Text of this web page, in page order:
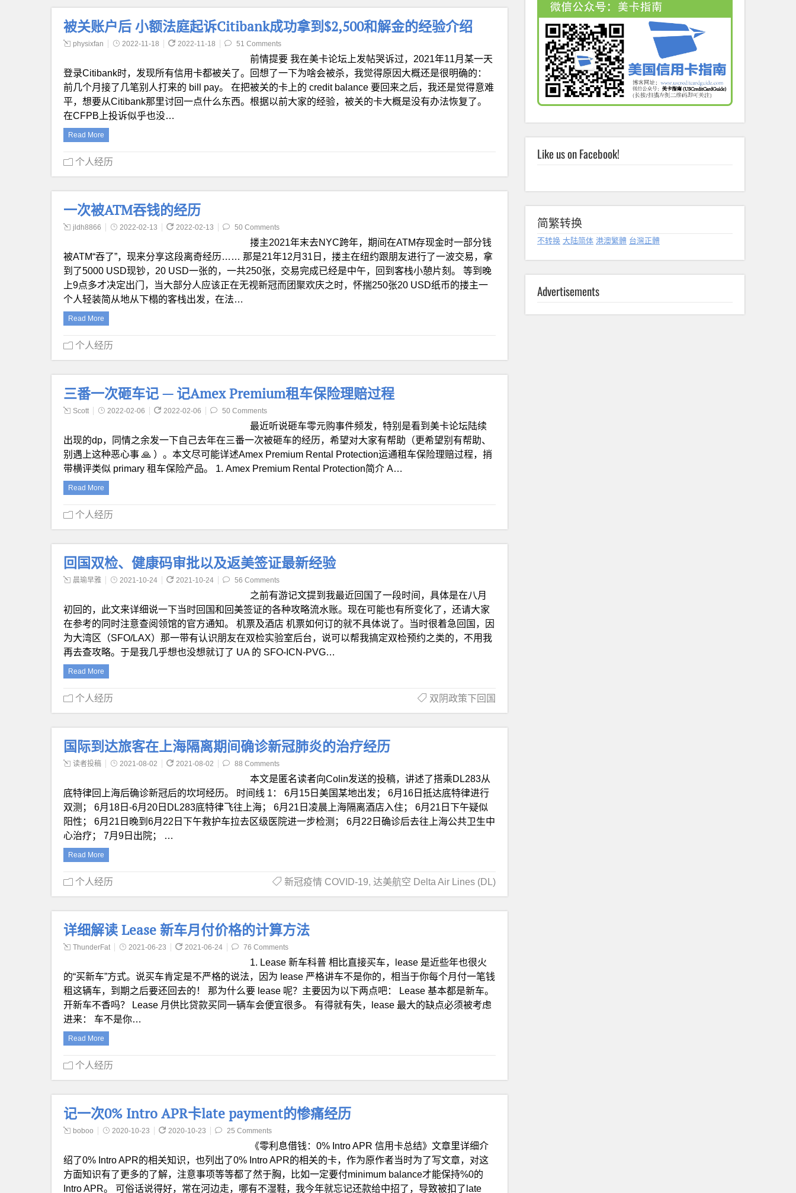
被关账户后 小额法庭起诉Citibank成功拿到$2,500和解金的经验介绍
physixfan 2022-11-18 2022-11-18 51 Comments
前情提要 我在美卡论坛上发帖哭诉过，2021年11月某一天
登录Citibank时，发现所有信用卡都被关了。回想了一下为啥会被杀，我觉得原因大概还是很明确的：
前几个月接了几笔别人打来的 bill pay。 在把被关的卡上的 credit balance 要回来之后，我还是觉得意难
平，想要从Citibank那里讨回一点什么东西。根据以前大家的经验，被关的卡大概是没有办法恢复了。
在CFPB上投诉似乎也没…
Read More
个人经历
一次被ATM吞钱的经历
jldh8866 2022-02-13 2022-02-13 50 Comments
搂主2021年末去NYC跨年，期间在ATM存现金时一部分钱
被ATM“吞了”，现来分享这段离奇经历…… 那是21年12月31日，搂主在纽约跟朋友进行了一波交易，拿
到了5000 USD现钞，20 USD一张的，一共250张，交易完成已经是中午，回到客栈小憩片刻。 等到晚
上9点多才决定出门，当大部分人应该正在无视新冠而团聚欢庆之时，怀揣250张20 USD纸币的搂主一
个人轻装简从地从下榻的客栈出发，在法…
Read More
个人经历
三番一次砸车记 — 记Amex Premium租车保险理赔过程
Scott 2022-02-06 2022-02-06 50 Comments
最近听说砸车零元购事件频发，特别是看到美卡论坛陆续
出现的dp，同情之余发一下自己去年在三番一次被砸车的经历，希望对大家有帮助（更希望别有帮助、
别遇上这种恶心事 🙏 ）。本文尽可能详述Amex Premium Rental Protection运通租车保险理赔过程，捎
带横评类似 primary 租车保险产品。 1. Amex Premium Rental Protection简介 A…
Read More
个人经历
回国双检、健康码审批以及返美签证最新经验
晨瑜早雅 2021-10-24 2021-10-24 56 Comments
之前有游记文提到我最近回国了一段时间，具体是在八月
初回的，此文来详细说一下当时回国和回美签证的各种攻略流水账。现在可能也有所变化了，还请大家
在参考的同时注意查阅领馆的官方通知。 机票及酒店 机票如何订的就不具体说了。当时很着急回国，因
为大湾区（SFO/LAX）那一带有认识朋友在双检实验室后台，说可以帮我搞定双检预约之类的，不用我
再去查攻略。于是我几乎想也没想就订了 UA 的 SFO-ICN-PVG…
Read More
个人经历 双阴政策下回国
国际到达旅客在上海隔离期间确诊新冠肺炎的治疗经历
读者投稿 2021-08-02 2021-08-02 88 Comments
本文是匿名读者向Colin发送的投稿，讲述了搭乘DL283从
底特律回上海后确诊新冠后的坎坷经历。 时间线 1： 6月15日美国某地出发； 6月16日抵达底特律进行
双测； 6月18日-6月20日DL283底特律飞往上海； 6月21日凌晨上海隔离酒店入住； 6月21日下午疑似
阳性； 6月21日晚到6月22日下午救护车拉去区级医院进一步检测； 6月22日确诊后去往上海公共卫生中
心治疗； 7月9日出院； …
Read More
个人经历 新冠疫情 COVID-19, 达美航空 Delta Air Lines (DL)
详细解读 Lease 新车月付价格的计算方法
ThunderFat 2021-06-23 2021-06-24 76 Comments
1. Lease 新车科普 相比直接买车，lease 是近些年也很火
的“买新车”方式。说买车肯定是不严格的说法，因为 lease 严格讲车不是你的，相当于你每个月付一笔钱
租这辆车，到期之后要还回去的！ 那为什么要 lease 呢？主要因为以下两点吧： Lease 基本都是新车。
开新车不香吗？ Lease 月供比贷款买同一辆车会便宜很多。 有得就有失，lease 最大的缺点必须被考虑
进来： 车不是你…
Read More
个人经历
记一次0% Intro APR卡late payment的惨痛经历
boboo 2020-10-23 2020-10-23 25 Comments
《零利息借钱：0% Intro APR 信用卡总结》文章里详细介
绍了0% Intro APR的相关知识，也列出了0% Intro APR的相关的卡，作为原作者当时为了写文章，对这
方面知识有了更多的了解，注意事项等等都了然于胸，比如一定要付minimum balance才能保持%0的
Intro APR。 可俗话说得好，常在河边走，哪有不湿鞋，我今年就忘记还款给中招了，导致被扣了late
Like us on Facebook!
简繁转换
不转换 大陆简体 港澳繁體 台灣正體
Advertisements